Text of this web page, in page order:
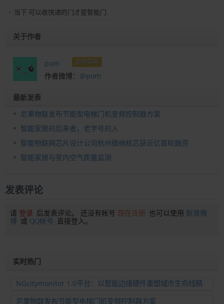
当下 可以收快递的门才是智能门
关于作者
pom 金牌笛客
作者微博： @pom
最新发表
尼果物联发布节能型电梯门机变频控制器方案
智能家居的后来者，老字号的入
智能物联网芯片设计公司杭州微纳核芯获近亿首轮融资
智能家居与室内空气质量监测
发表评论
请 登录 后发表评论。 还没有帐号 现在注册 也可以使用 新浪微
博 或 QQ帐号 直接登入。
实时热门
NGcitymonitor 1.0平台：以智能边缘硬件重塑城市生命线精
准运维新范式
尼果物联发布节能型电梯门机变频控制器方案